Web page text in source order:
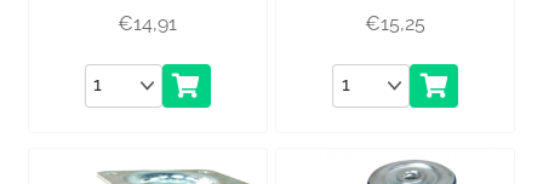
€14,91
Aantal
€15,25
Aantal